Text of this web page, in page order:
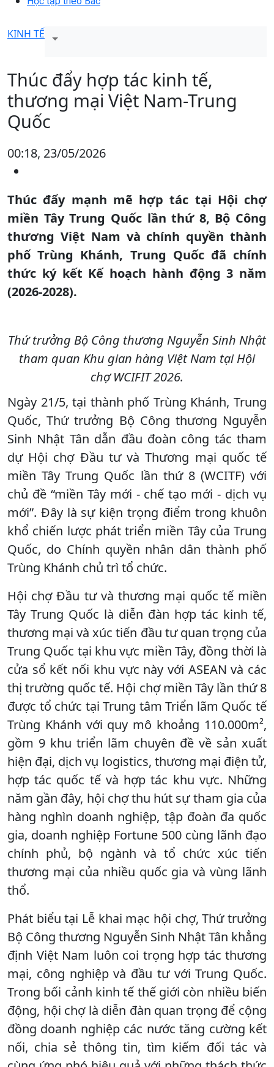
KINH TẾ
Thúc đẩy hợp tác kinh tế,
thương mại Việt Nam-Trung
Quốc
00:18, 23/05/2026
Thúc đẩy mạnh mẽ hợp tác tại Hội chợ
miền Tây Trung Quốc lần thứ 8, Bộ Công
thương Việt Nam và chính quyền thành
phố Trùng Khánh, Trung Quốc đã chính
thức ký kết Kế hoạch hành động 3 năm
(2026-2028).
Thứ trưởng Bộ Công thương Nguyễn Sinh Nhật
tham quan Khu gian hàng Việt Nam tại Hội
chợ WCIFIT 2026.
Ngày 21/5, tại thành phố Trùng Khánh, Trung
Quốc, Thứ trưởng Bộ Công thương Nguyễn
Sinh Nhật Tân dẫn đầu đoàn công tác tham
dự Hội chợ Đầu tư và Thương mại quốc tế
miền Tây Trung Quốc lần thứ 8 (WCITF) với
chủ đề “miền Tây mới - chế tạo mới - dịch vụ
mới”. Đây là sự kiện trọng điểm trong khuôn
khổ chiến lược phát triển miền Tây của Trung
Quốc, do Chính quyền nhân dân thành phố
Trùng Khánh chủ trì tổ chức.
Hội chợ Đầu tư và thương mại quốc tế miền
Tây Trung Quốc là diễn đàn hợp tác kinh tế,
thương mại và xúc tiến đầu tư quan trọng của
Trung Quốc tại khu vực miền Tây, đồng thời là
cửa sổ kết nối khu vực này với ASEAN và các
thị trường quốc tế. Hội chợ miền Tây lần thứ 8
được tổ chức tại Trung tâm Triển lãm Quốc tế
Trùng Khánh với quy mô khoảng 110.000m²,
gồm 9 khu triển lãm chuyên đề về sản xuất
hiện đại, dịch vụ logistics, thương mại điện tử,
hợp tác quốc tế và hợp tác khu vực. Những
năm gần đây, hội chợ thu hút sự tham gia của
hàng nghìn doanh nghiệp, tập đoàn đa quốc
gia, doanh nghiệp Fortune 500 cùng lãnh đạo
chính phủ, bộ ngành và tổ chức xúc tiến
thương mại của nhiều quốc gia và vùng lãnh
thổ.
Phát biểu tại Lễ khai mạc hội chợ, Thứ trưởng
Bộ Công thương Nguyễn Sinh Nhật Tân khẳng
định Việt Nam luôn coi trọng hợp tác thương
mại, công nghiệp và đầu tư với Trung Quốc.
Trong bối cảnh kinh tế thế giới còn nhiều biến
động, hội chợ là diễn đàn quan trọng để cộng
đồng doanh nghiệp các nước tăng cường kết
nối, chia sẻ thông tin, tìm kiếm đối tác và